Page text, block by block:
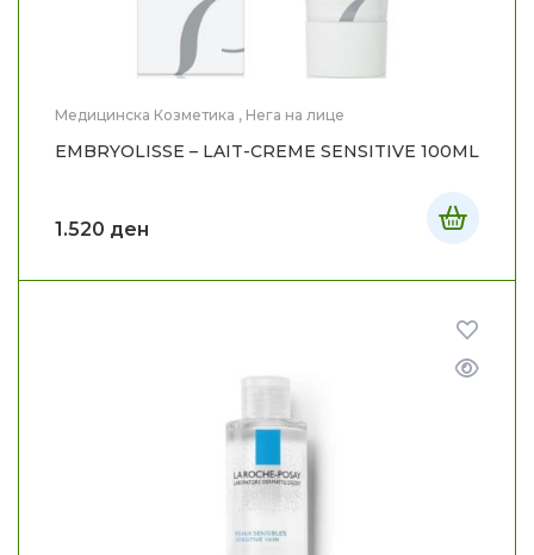
Медицинска Козметика , Нега на лице
EMBRYOLISSE – LAIT-CREME SENSITIVE 100ML
1.520 ден